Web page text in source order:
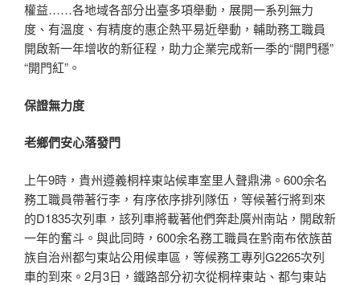
權益……各地域各部分出臺多項舉動，展開一系列無力
度、有溫度、有精度的惠企熱平易近舉動，輔助務工職員
開啟新一年增收的新征程，助力企業完成新一季的“開門穩”
“開門紅”。
保證無力度
老鄉們安心落發門
上午9時，貴州遵義桐梓東站候車室里人聲鼎沸。600余名
務工職員帶著行李，有序依序排列隊伍，等候著行將到來
的D1835次列車，該列車將載著他們奔赴廣州南站，開啟新
一年的奮斗。與此同時，600余名務工職員在黔南布依族苗
族自治州都勻東站公用候車區，等候務工專列G2265次列
車的到來。2月3日，鐵路部分初次從桐梓東站、都勻東站